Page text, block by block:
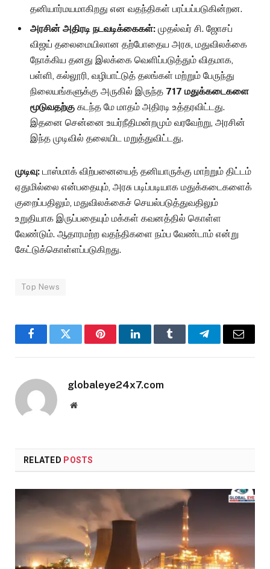
தனியார்மயமாகிறது என வதந்திகள் பரப்பப்படுகின்றன.
அரசின் அதிரடி நடவடிக்கைகள்: முதல்வர் சி. ஜோசப்
விஜய் தலைமையிலான தற்போதைய அரசு, மதுவிலக்கை
நோக்கிய தனது இலக்கை வெளிப்படுத்தும் விதமாக,
பள்ளி, கல்லூரி, வழிபாட்டுத் தலங்கள் மற்றும் பேருந்து
நிலையங்களுக்கு அருகில் இருந்த 717 மதுக்கடைகளை
மூடுவதற்கு கடந்த மே மாதம் அதிரடி உத்தரவிட்டது.
இதனை சென்னை உயர்நீதிமன்றமும் வரவேற்று, அரசின்
இந்த முடிவில் தலையிட மறுத்துவிட்டது.
முடிவு: டாஸ்மாக் விற்பனையைத் தனியாருக்கு மாற்றும் திட்டம்
ஏதுமில்லை என்பதையும், அரசு படிப்படியாக மதுக்கடைகளைக்
குறைப்பதிலும், மதுவிலக்கைச் செயல்படுத்துவதிலும்
உறுதியாக இருப்பதையும் மக்கள் கவனத்தில் கொள்ள
வேண்டும். ஆதாரமற்ற வதந்திகளை நம்ப வேண்டாம் என்று
கேட்டுக்கொள்ளப்படுகிறது.
Top News
FacebookTwitter PinterestLinkedInTumblr TelegramEmail
globaleye24x7.com
Website
RELATED POSTS